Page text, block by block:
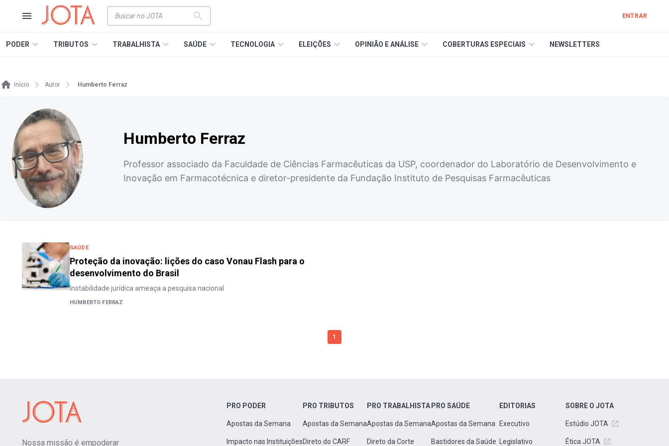
ENTRAR
PODER TRIBUTOS TRABALHISTA SAÚDE TECNOLOGIA ELEIÇÕES OPINIÃO E ANÁLISE COBERTURAS ESPECIAIS NEWSLETTERS
Início Autor Humberto Ferraz
Humberto Ferraz
Professor associado da Faculdade de Ciências Farmacêuticas da USP, coordenador do Laboratório de Desenvolvimento e
Inovação em Farmacotécnica e diretor-presidente da Fundação Instituto de Pesquisas Farmacêuticas
SAÚDE
Proteção da inovação: lições do caso Vonau Flash para o
desenvolvimento do Brasil
Instabilidade jurídica ameaça a pesquisa nacional
HUMBERTO FERRAZ
1
Nossa missão é empoderar
PRO PODER
Apostas da Semana
Impacto nas Instituições
PRO TRIBUTOS
Apostas da Semana
Direto do CARF
PRO TRABALHISTA
Apostas da Semana
Direto da Corte
PRO SAÚDE
Apostas da Semana
Bastidores da Saúde
EDITORIAS
Executivo
Legislativo
SOBRE O JOTA
Estúdio JOTA
Ética JOTA